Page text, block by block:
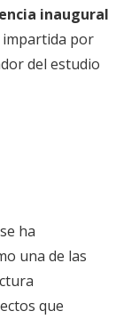
inaugural
impartida por
del estudio
ha
una de las
que